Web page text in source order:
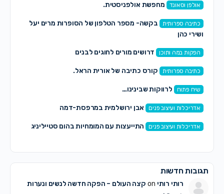
אולפן וסאונד מחפשת אולפניסטית.
כתיבה ספרותית
בקשה- מספר הטלפון של הסופרות מרים יעל
ושירי כהן
הפקות במה ותוכן דרושים מורים לחוגים לבנים
כתיבה ספרותית קורס כתיבה של אורית הראל.
שיח פתוח לרווקות שבינינו…
אדריכלות ועיצוב פנים אבן ירושלמית במרפסת-דמה
אדריכלות ועיצוב פנים התייעצות עם המומחיות בהום סטייליניג
תגובות חדשות
רותי רותיon קצה העולם – הפקה חדשה לנשים ונערות